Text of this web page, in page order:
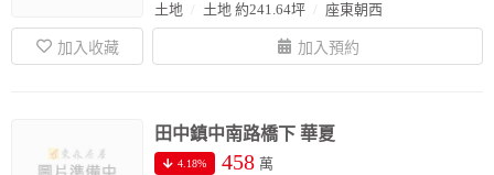
土地
土地 約241.64坪 座東朝西
田中鎮中南路橋下 華夏
4.18% 458 萬